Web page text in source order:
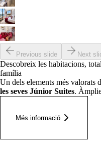
Previous slide Next
Descobreix les habitacions,
família
Un dels elements més valorats
les seves Júnior Suites.
Més informació